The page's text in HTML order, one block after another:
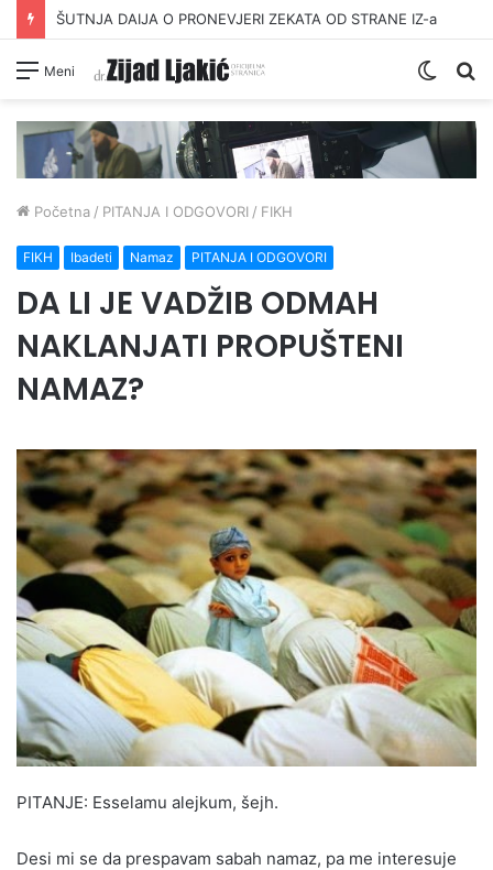
ŠUTNJA DAIJA O PRONEVJERI ZEKATA OD STRANE IZ-a
Meni
Switch
Početna / PITANJA I ODGOVORI / FIKH
FIKH Ibadeti Namaz PITANJA I ODGOVORI
DA LI JE VADŽIB ODMAH
NAKLANJATI PROPUŠTENI
NAMAZ?
PITANJE: Esselamu alejkum, šejh.
Desi mi se da prespavam sabah namaz, pa me interesuje